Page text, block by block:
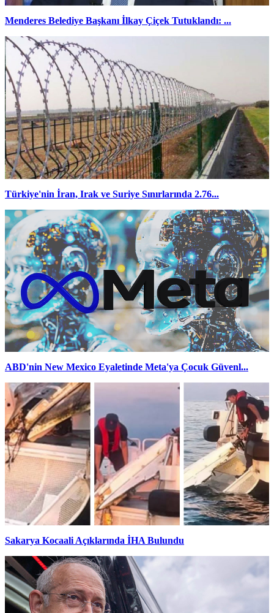
Menderes Belediye Başkanı İlkay Çiçek Tutuklandı: ...
Türkiye'nin İran, Irak ve Suriye Sınırlarında 2.76...
ABD'nin New Mexico Eyaletinde Meta'ya Çocuk Güvenl...
Sakarya Kocaali Açıklarında İHA Bulundu